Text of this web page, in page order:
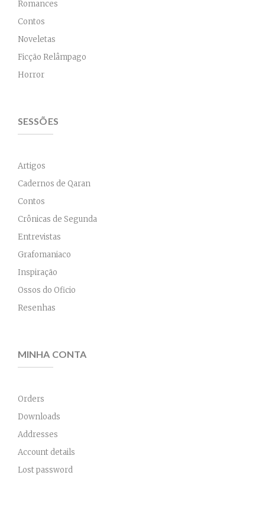
Romances
Contos
Noveletas
Ficção Relâmpago
Horror
SESSÕES
Artigos
Cadernos de Qaran
Contos
Crônicas de Segunda
Entrevistas
Grafomaniaco
Inspiração
Ossos do Oficio
Resenhas
MINHA CONTA
Orders
Downloads
Addresses
Account details
Lost password